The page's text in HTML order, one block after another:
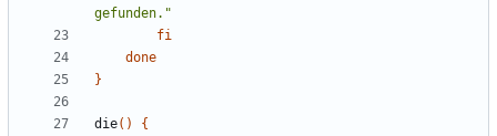
gefunden."
fi
done
}
die()
{